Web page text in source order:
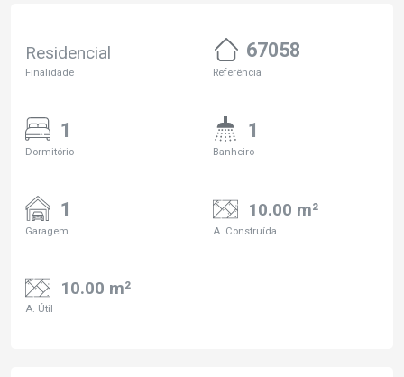
Residencial
Finalidade
67058
Referência
1
Dormitório
1
Banheiro
1
Garagem
10.00 m²
A. Construída
10.00 m²
A. Útil